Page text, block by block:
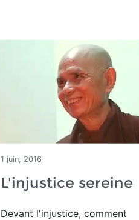
1 juin, 2016
L'injustice sereine
Devant l'injustice, comment